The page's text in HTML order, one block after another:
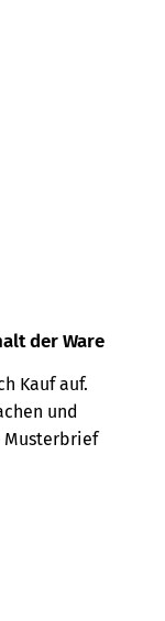
der Ware
Kauf auf.
und
Musterbrief